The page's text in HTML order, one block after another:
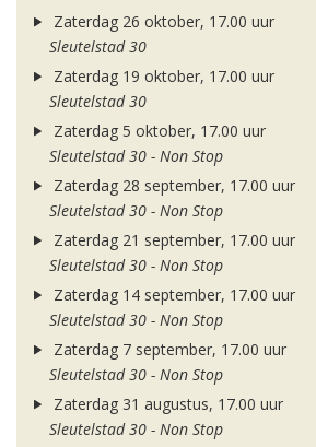
Zaterdag 26 oktober, 17.00 uur
Sleutelstad 30
Zaterdag 19 oktober, 17.00 uur
Sleutelstad 30
Zaterdag 5 oktober, 17.00 uur
Sleutelstad 30 - Non Stop
Zaterdag 28 september, 17.00 uur
Sleutelstad 30 - Non Stop
Zaterdag 21 september, 17.00 uur
Sleutelstad 30 - Non Stop
Zaterdag 14 september, 17.00 uur
Sleutelstad 30 - Non Stop
Zaterdag 7 september, 17.00 uur
Sleutelstad 30 - Non Stop
Zaterdag 31 augustus, 17.00 uur
Sleutelstad 30 - Non Stop